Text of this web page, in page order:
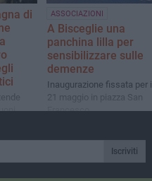
di
ASSOCIAZIONI
A Bisceglie una
panchina lilla per
sensibilizzare sulle
demenze
Inaugurazione fissata per il
21 maggio in piazza San
Francesco
Iscriviti